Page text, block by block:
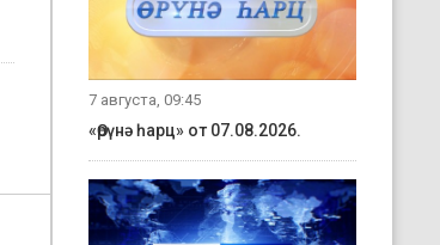
7 августа, 09:45
«Өрүнә һарц» от 07.08.2026.